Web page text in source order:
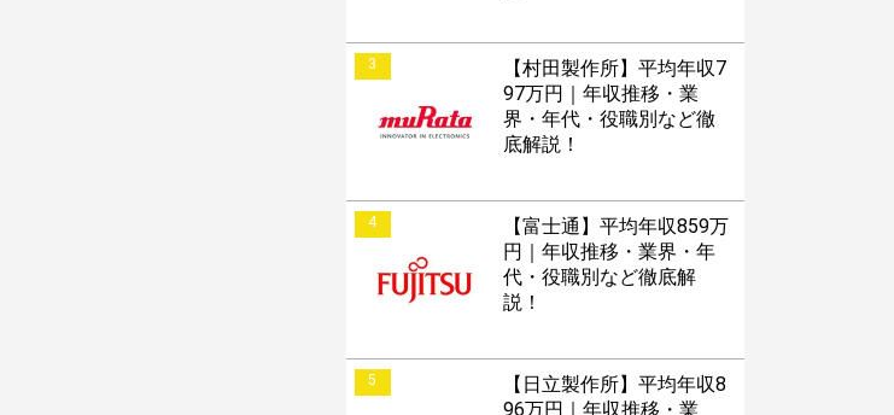
3
【村田製作所】平均年収7
97万円｜年収推移・業
界・年代・役職別など徹
底解説！
4
【富士通】平均年収859万
円｜年収推移・業界・年
代・役職別など徹底解
説！
5
【日立製作所】平均年収8
96万円｜年収推移・業